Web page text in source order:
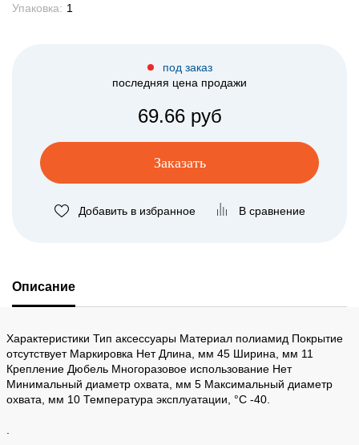
Упаковка: 1
под заказ
последняя цена продажи
69.66 руб
Заказать
Добавить в избранное В сравнение
Описание
Характеристики Тип аксессуары Материал полиамид Покрытие
отсутствует Маркировка Нет Длина, мм 45 Ширина, мм 11
Крепление Дюбель Многоразовое использование Нет
Минимальный диаметр охвата, мм 5 Максимальный диаметр
охвата, мм 10 Температура эксплуатации, °C -40.